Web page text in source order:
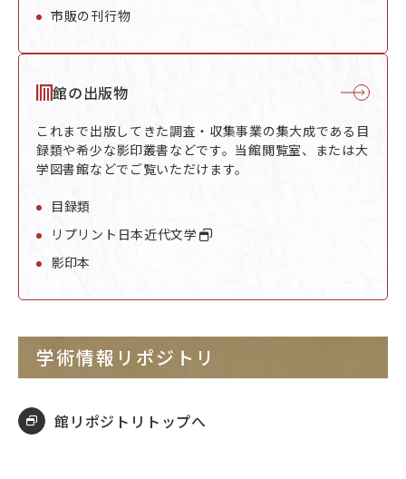
市販の刊行物
館の出版物
これまで出版してきた調査・収集事業の集大成である目
録類や希少な影印叢書などです。当館閲覧室、または大
学図書館などでご覧いただけます。
目録類
リプリント日本近代文学
影印本
学術情報リポジトリ
館リポジトリトップへ